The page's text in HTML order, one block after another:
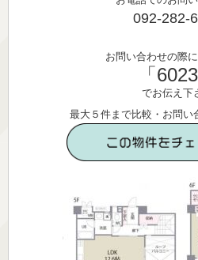
092-282-
お問い合わせの際
「6023
でお伝え下
最大５件まで比較・お問い